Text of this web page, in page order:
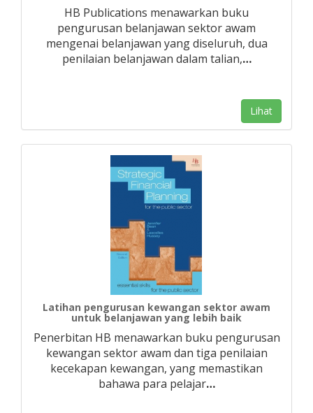
HB Publications menawarkan buku
pengurusan belanjawan sektor awam
mengenai belanjawan yang diseluruh, dua
penilaian belanjawan dalam talian,…
Lihat
Latihan pengurusan kewangan sektor awam
untuk belanjawan yang lebih baik
Penerbitan HB menawarkan buku pengurusan
kewangan sektor awam dan tiga penilaian
kecekapan kewangan, yang memastikan
bahawa para pelajar…